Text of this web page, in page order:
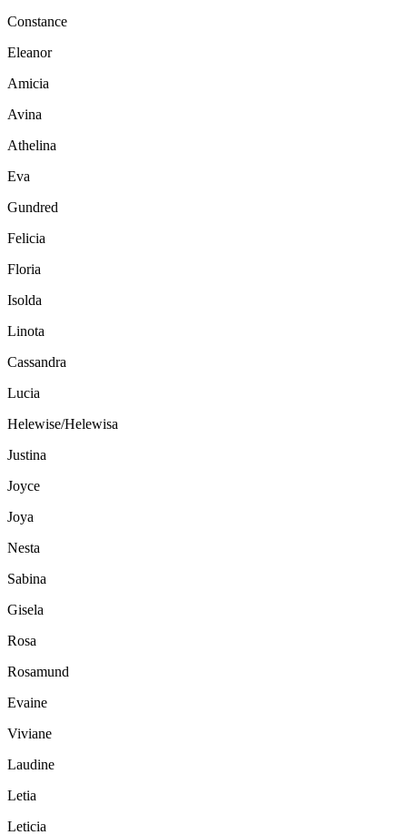
Constance
Eleanor
Amicia
Avina
Athelina
Eva
Gundred
Felicia
Floria
Isolda
Linota
Cassandra
Lucia
Helewise/Helewisa
Justina
Joyce
Joya
Nesta
Sabina
Gisela
Rosa
Rosamund
Evaine
Viviane
Laudine
Letia
Leticia